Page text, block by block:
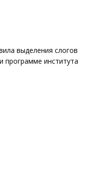
выделения слогов
программе института